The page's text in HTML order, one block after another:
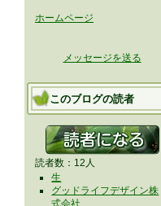
ホームページ
メッセージを送る
このブログの読者
読者数：12人
生
グッドライフデザイン株
式会社